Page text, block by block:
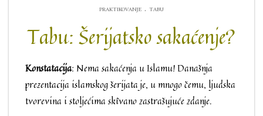
PRAKTIKOVANJE . TABU
Tabu: Šerijatsko sakaćenje?
Konstatacija: Nema sakaćenja u Islamu! Današnja
prezentacija islamskog šerijata je, u mnogo čemu, ljudska
tvorevina i stoljećima skîvano zastrašujuće zdanje.